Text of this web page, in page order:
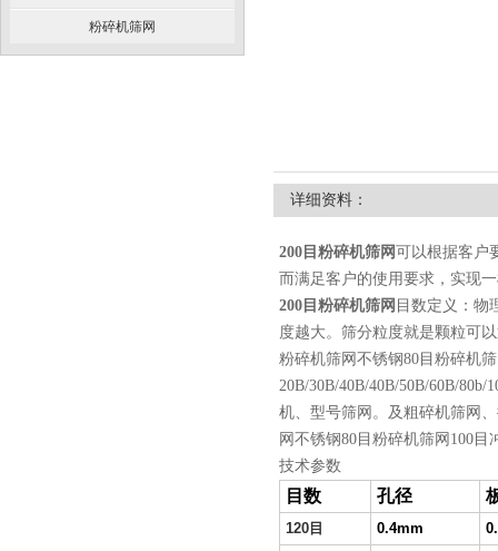
粉碎机筛网
详细资料：
200目粉碎机筛网可以根据客户
而满足客户的使用要求，实现
200目粉碎机筛网 目数定义：物
度越大。筛分粒度就是颗粒可
粉碎机筛网不锈钢80目粉碎机
20B/30B/40B/40B/50B/60B/
机、型号筛网。及粗碎机筛网
网不锈钢80目粉碎机筛网100
技术参数
目数 孔径
120 目 0.4mm